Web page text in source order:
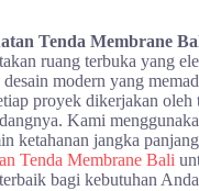
Tenda Membrane
ruang terbuka yang
modern yang
proyek dikerjakan oleh
Kami
ketahanan jangka
Tenda Membrane Bali
bagi kebutuhan